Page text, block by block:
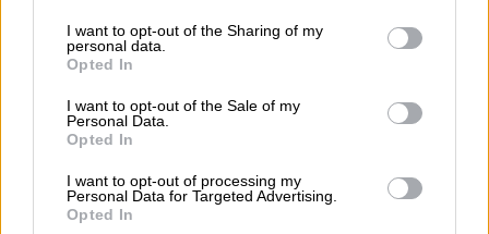
I want to opt-out of the Sharing of my
personal data.
Opted In
I want to opt-out of the Sale of my
Personal Data.
Opted In
I want to opt-out of processing my
Personal Data for Targeted Advertising.
Opted In
€ 4,79
MEHRWEG
Uitverkocht